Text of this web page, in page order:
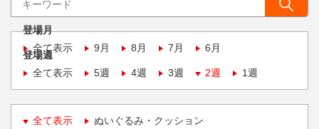
登場月
全て表示
9月 8月 7月 6月
登場週
全て表示
5週 4週 3週 2週 1週
全て表示 ぬいぐるみ・クッション